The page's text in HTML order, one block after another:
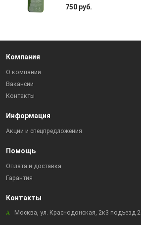
750 руб.
Компания
О компании
Вакансии
Контакты
Информация
Акции и спецпредложения
Помощь
Оплата и доставка
Гарантия
Контакты
Москва, ул. Краснодонская, 2к3 подъезд 2